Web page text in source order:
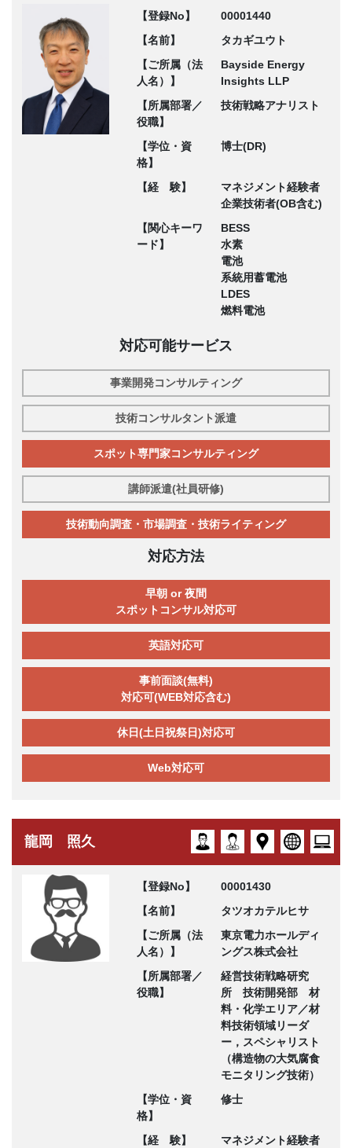
【登録No】
00001440
【名前】
タカギユウト
【ご所属（法
人名）】
Bayside Energy
Insights LLP
【所属部署／
役職】
技術戦略アナリスト
【学位・資
格】
博士(DR)
【経 験】
マネジメント経験者
企業技術者(OB含む)
【関心キーワ
ード】
BESS
水素
電池
系統用蓄電池
LDES
燃料電池
対応可能サービス
事業開発コンサルティング
技術コンサルタント派遣
スポット専門家コンサルティング
講師派遣(社員研修)
技術動向調査・市場調査・技術ライティング
対応方法
早朝 or 夜間
スポットコンサル対応可
英語対応可
事前面談(無料)
対応可(WEB対応含む)
休日(土日祝祭日)対応可
Web対応可
龍岡 照久
【登録No】
00001430
【名前】
タツオカテルヒサ
【ご所属（法
人名）】
東京電力ホールディ
ングス株式会社
【所属部署／
役職】
経営技術戦略研究
所 技術開発部 材
料・化学エリア／材
料技術領域リーダ
ー，スペシャリスト
（構造物の大気腐食
モニタリング技術）
【学位・資
格】
修士
【経 験】 マネジメント経験者